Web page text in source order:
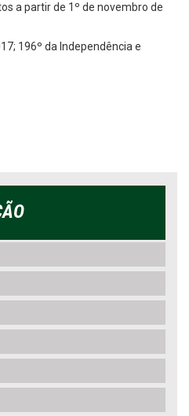
a partir de 1º de novembro de
196º da Independência e